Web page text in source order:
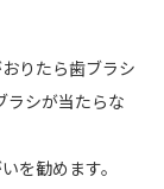
りたら歯ブラシ
ラシが当たらな
を勧めます。